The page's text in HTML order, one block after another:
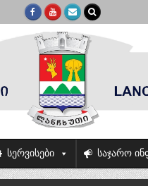
სერვისები საჯარო